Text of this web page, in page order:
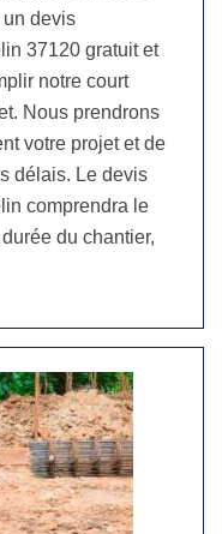
devis
37120 gratuit et
notre court
Nous prendrons
votre projet et de
délais. Le devis
comprendra le
du chantier,